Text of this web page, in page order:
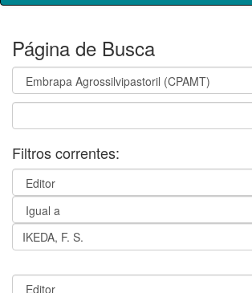
Página de Busca
Filtros correntes: